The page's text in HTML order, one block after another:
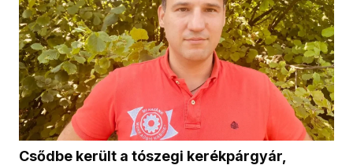
Csődbe került a tószegi kerékpárgyár,